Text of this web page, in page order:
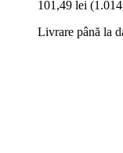
101,49 lei
Livrare până la